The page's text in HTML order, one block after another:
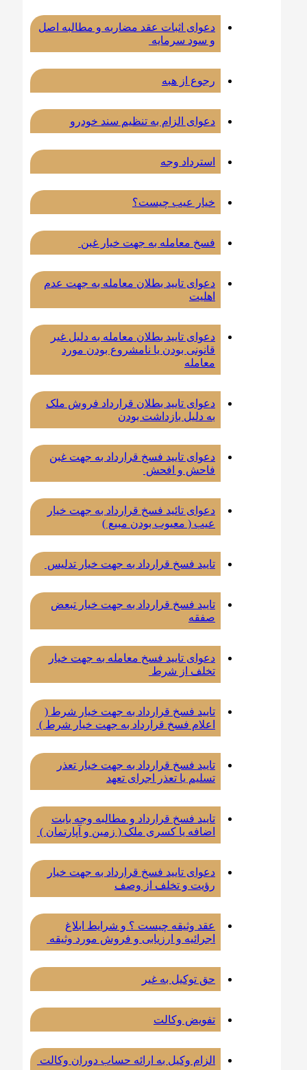
دعوای اثبات عقد مضاربه و مطالبه اصل
و سود سرمایه
رجوع از هبه
دعوای الزام به تنظیم سند خودرو
استرداد وجه
خیار عیب چیست؟
فسخ معامله به جهت خیار غبن
دعوای تایید بطلان معامله به جهت عدم
اهلیت
دعوای تایید بطلان معامله به دلیل غیر
قانونی بودن یا نامشروع بودن مورد
معامله
دعوای تایید بطلان قرارداد فروش ملک
به دلیل بازداشت بودن
دعوای تایید فسخ قرارداد به جهت غبن
فاحش و افحش
دعوای تائید فسخ قرارداد به جهت خیار
عیب ( معیوب بودن مبیع )
تایید فسخ قرارداد به جهت خیار تدلیس
تایید فسخ قرارداد به جهت خیار تبعض
صفقه
دعوای تایید فسخ معامله به جهت خیار
تخلف از شرط
تایید فسخ قرارداد به جهت خیار شرط (
اعلام فسخ قرارداد به جهت خیار شرط )
تایید فسخ قرارداد به جهت خیار تعذر
تسلیم یا تعذر اجرای تعهد
تایید فسخ قرارداد و مطالبه وجه بابت
اضافه یا کسری ملک ( زمین و آپارتمان )
دعوای تایید فسخ قرارداد به جهت خیار
رؤیت و تخلف از وصف
عقد وثیقه چیست ؟ و شرایط ابلاغ
اجرائیه و ارزیابی و فروش مورد وثیقه
حق توکیل به غیر
تفویض وکالت
الزام وکیل به ارائه حساب دوران وکالت